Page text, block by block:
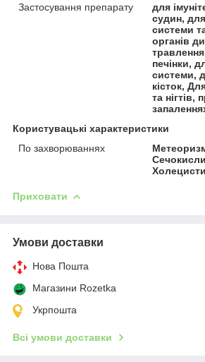
Застосування препарату
для
судин,
системи
органів
печінки,
системи,
кісток,
та нігтів,
Користувацькi характеристики
По захворюваннях
Приховати
Умови доставки
Нова Пошта
Магазини Rozetka
Укрпошта
Всі умови доставки